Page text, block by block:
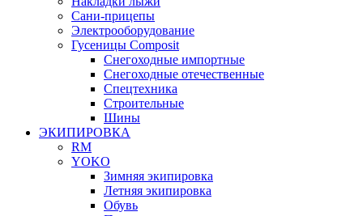
Сани-прицепы
Электрооборудование
Гусеницы Composit
Снегоходные импортные
Снегоходные отечественные
Спецтехника
Строительные
Шины
ЭКИПИРОВКА
RM
YOKO
Зимняя экипировка
Летняя экипировка
Обувь